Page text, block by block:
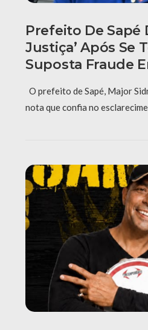
Prefeito De Sapé
Justiça’ Após Se
Suposta Fraude
O prefeito de Sapé, Major
nota que confia no